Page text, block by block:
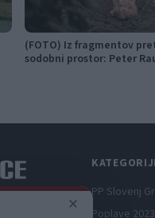
(FOTO) Iz fragmentov
sodobni prostor: Peter
PP Slovenj
Poplave
×